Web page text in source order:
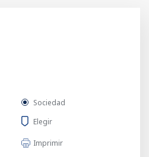
Sociedad
Elegir
Imprimir